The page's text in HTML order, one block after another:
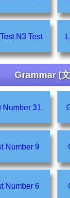
Test
Grammar (
N3 Test Number 31
N3 Test Number 9
N3 Test Number 6